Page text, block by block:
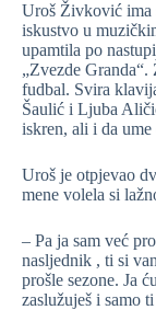
Uroš Živković ima
iskustvo u
upamtila po
„Zvezde
fudbal. Svira
Šaulić i Ljuba
iskren, ali i da ume
Uroš je otpjevao
mene volela si
– Pa ja sam već
nasljednik , ti si
prošle sezone. Ja
zaslužuješ i samo